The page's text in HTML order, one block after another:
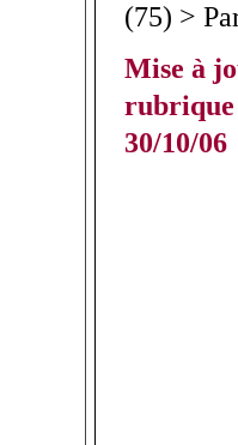
(75) >
Mise à
rubrique
30/10/06